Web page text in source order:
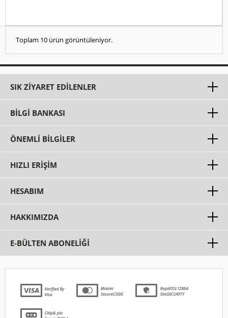
Toplam 10 ürün görüntüleniyor.
SIK ZIYARET EDILENLER
BILGI BANKASI
ÖNEMLI BILGILER
HIZLI ERIŞIM
HESABIM
HAKKIMIZDA
E-BÜLTEN ABONELİĞİ